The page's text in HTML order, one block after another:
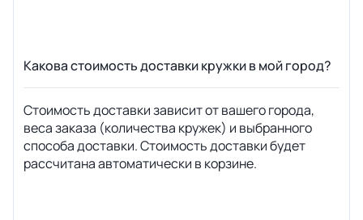
Какова стоимость доставки кружки в мой город?
Стоимость доставки зависит от вашего города,
веса заказа (количества кружек) и выбранного
способа доставки. Стоимость доставки будет
рассчитана автоматически в корзине.